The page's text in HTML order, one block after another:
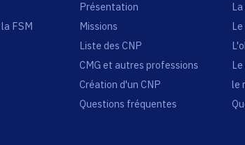
FSM
Présentation
Missions
Liste des CNP
CMG et autres professions
Création d'un CNP
Questions fréquentes
Le
le